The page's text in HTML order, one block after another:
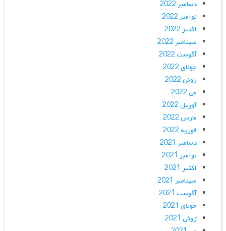
دسامبر 2022
نوامبر 2022
اکتبر 2022
سپتامبر 2022
آگوست 2022
جولای 2022
ژوئن 2022
می 2022
آوریل 2022
مارس 2022
فوریه 2022
دسامبر 2021
نوامبر 2021
اکتبر 2021
سپتامبر 2021
آگوست 2021
جولای 2021
ژوئن 2021